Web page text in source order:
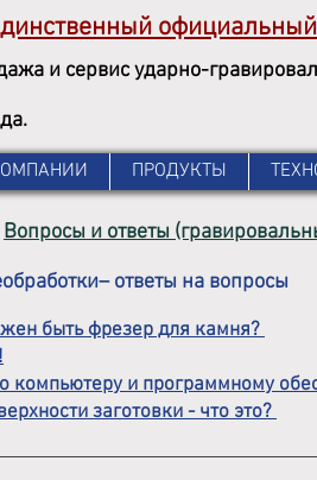
и сервис ударно-
ПРОДУКТЫ
Вопросы и ответы
ответы на вопросы
быть фрезер для камня?
компьютеру и программному
заготовки - что это?